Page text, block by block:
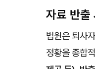
자료 반출
법원은 퇴사
정황을 종합